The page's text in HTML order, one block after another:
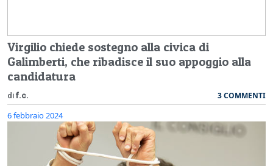
Virgilio chiede sostegno alla civica di
Galimberti, che ribadisce il suo appoggio alla
candidatura
di f.c. 3 COMMENTI
6 febbraio 2024